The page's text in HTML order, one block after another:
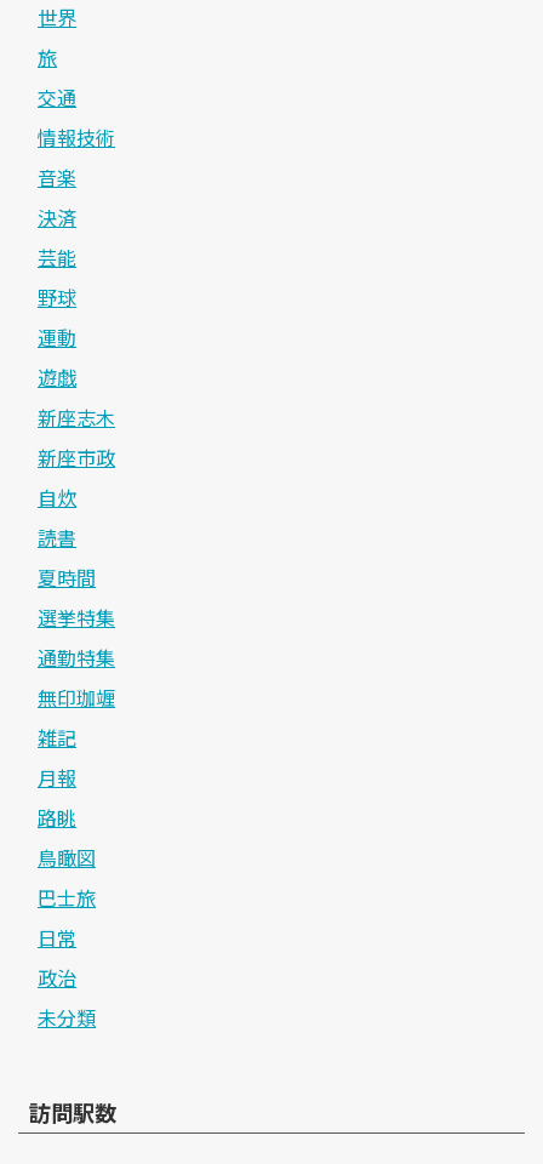
世界
旅
交通
情報技術
音楽
決済
芸能
野球
運動
遊戯
新座志木
新座市政
自炊
読書
夏時間
選挙特集
通勤特集
無印珈竰
雑記
月報
路眺
鳥瞰図
巴士旅
日常
政治
未分類
訪問駅数